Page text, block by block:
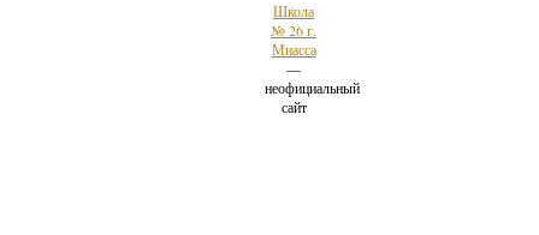
Школа
№ 26 г.
Миасса
—
неофициальный
сайт